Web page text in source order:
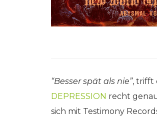
“Besser spät als nie”, trifft
DEPRESSION recht
sich mit Testimony